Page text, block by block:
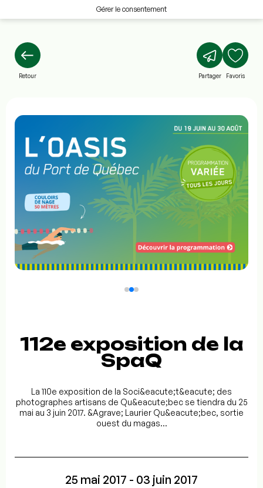
Gérer le consentement
Retour Partager Favoris
112e exposition de la
SpaQ
La 110e exposition de la Soci&eacute;t&eacute; des
photographes artisans de Qu&eacute;bec se tiendra du 25
mai au 3 juin 2017. &Agrave; Laurier Qu&eacute;bec, sortie
ouest du magas...
25 mai 2017 - 03 juin 2017